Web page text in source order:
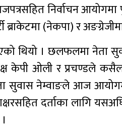
निर्वाचन आयोगमा
ब्राकेटमा (नेकपा) र
थियो । छलफलमा नेता
केपी ओली र प्रचण्डले
सुवास नेम्वाङले आज
दर्ताका लागि